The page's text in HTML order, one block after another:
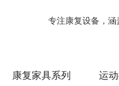
专注康复设备，
康复家具系列 运